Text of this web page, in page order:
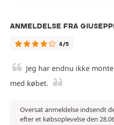
ANMELDELSE FRA
4/5
Jeg har endnu ikke
med købet.
Oversat anmeldelse indsendt
efter et købsoplevelse den